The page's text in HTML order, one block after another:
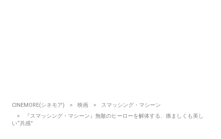
CINEMORE(シネモア) 映画
スマッシング・マシーン
『スマッシング・マシーン』無敵のヒーローを解体する、痛ましくも美し
い“共感”